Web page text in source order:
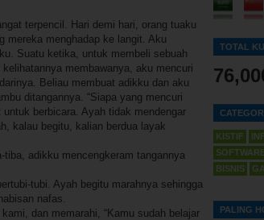
terpencil. Hari demi hari, orang tuaku
mereka menghadap ke langit. Aku
Suatu ketika, untuk membeli sebuah
membawanya, aku mencuri
Beliau membuat adikku dan aku
ditangannya. “Siapa yang mencuri
berbicara. Ayah tidak mendengar
kalau begitu, kalian berdua layak
adikku mencengkeram tangannya
tubi. Ayah begitu marahnya sehingga
nafas.
dan memarahi, “Kamu sudah belajar
TOTAL
KISTIF
BISNIS
PALING